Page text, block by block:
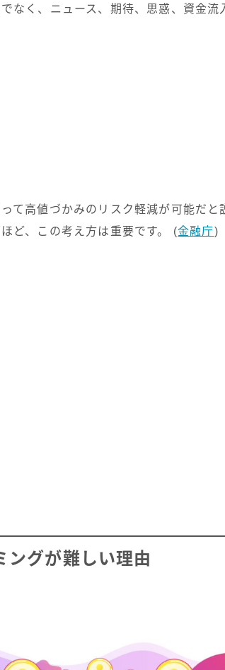
なく、ニュース、期待、思惑、資金流
て高値づかみのリスク軽減が可能だと
ど、この考え方は重要です。 (金融庁)
ングが難しい理由